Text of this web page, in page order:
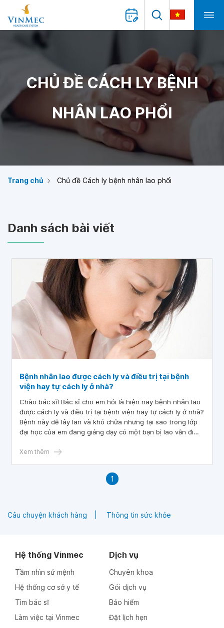
CHỦ ĐỀ CÁCH LY BỆNH
NHÂN LAO PHỔI
Trang chủ Chủ đề Cách ly bệnh nhân lao phổi
Danh sách bài viết
Bệnh nhân lao được cách ly và điều trị tại bệnh
viện hay tự cách ly ở nhà?
Chào bác sĩ! Bác sĩ cho em hỏi là hiện nay bệnh nhân lao
được cách ly và điều trị tại bệnh viện hay tự cách ly ở nhà?
Bệnh này dễ lây lan và khó chữa nhưng tại sao trong lớp
đại học của em đang giảng dạy có một bạn bị lao vẫn đi
trang. Rất mong bác sĩ tư vấn, cảm ơn bác sĩ!
Xem thêm
1
Câu chuyện khách hàng Thông tin sức khỏe
Hệ thống Vinmec
Tầm nhìn sứ mệnh
Hệ thống cơ sở y tế
Tìm bác sĩ
Làm việc tại Vinmec
Dịch vụ
Chuyên khoa
Gói dịch vụ
Bảo hiểm
Đặt lịch hẹn